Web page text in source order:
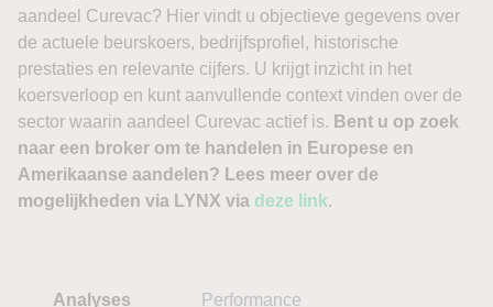
aandeel Curevac? Hier vindt u objectieve gegevens over
de actuele beurskoers, bedrijfsprofiel, historische
prestaties en relevante cijfers. U krijgt inzicht in het
koersverloop en kunt aanvullende context vinden over de
sector waarin aandeel Curevac actief is. Bent u op zoek
naar een broker om te handelen in Europese en
Amerikaanse aandelen? Lees meer over de
mogelijkheden via LYNX via deze link.
Analyses Performance